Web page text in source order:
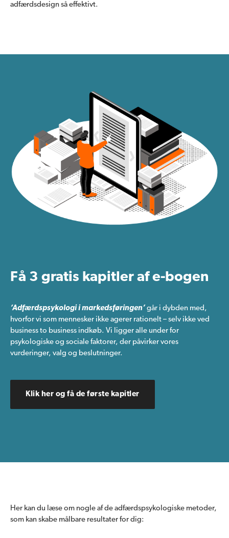
adfærdsdesign så effektivt.
Få 3 gratis kapitler af e-bogen
‘Adfærdspsykologi i markedsføringen’ går i dybden med,
hvorfor vi som mennesker ikke agerer rationelt – selv ikke ved
business to business indkøb. Vi ligger alle under for
psykologiske og sociale faktorer, der påvirker vores
vurderinger, valg og beslutninger.
Klik her og få de første kapitler
Her kan du læse om nogle af de adfærdspsykologiske metoder,
som kan skabe målbare resultater for dig: